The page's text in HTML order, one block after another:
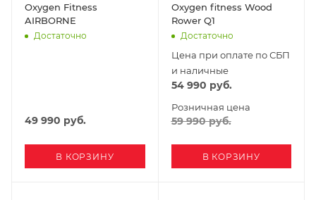
Oxygen Fitness
AIRBORNE
Достаточно
49 990 руб.
В КОРЗИНУ
Oxygen fitness Wood
Rower Q1
Достаточно
Цена при оплате по СБП
и наличные
54 990 руб.
Розничная цена
59 990руб.
В КОРЗИНУ